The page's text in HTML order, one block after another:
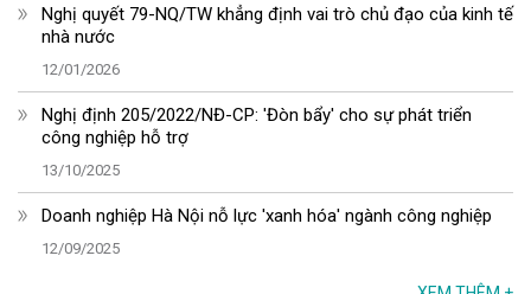
Nghị quyết 79-NQ/TW khẳng định vai trò chủ đạo của kinh tế
nhà nước
12/01/2026
Nghị định 205/2022/NĐ-CP: 'Đòn bẩy' cho sự phát triển
công nghiệp hỗ trợ
13/10/2025
Doanh nghiệp Hà Nội nỗ lực 'xanh hóa' ngành công nghiệp
12/09/2025